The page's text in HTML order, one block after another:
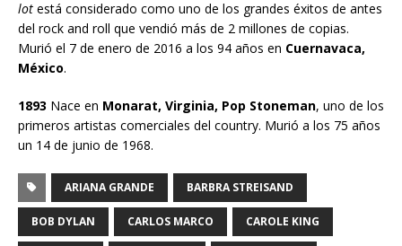
lot está considerado como uno de los grandes éxitos de antes
del rock and roll que vendió más de 2 millones de copias.
Murió el 7 de enero de 2016 a los 94 años en Cuernavaca,
México.
1893 Nace en Monarat, Virginia, Pop Stoneman, uno de los
primeros artistas comerciales del country. Murió a los 75 años
un 14 de junio de 1968.
ARIANA GRANDE BARBRA STREISAND
BOB DYLAN CARLOS MARCO CAROLE KING